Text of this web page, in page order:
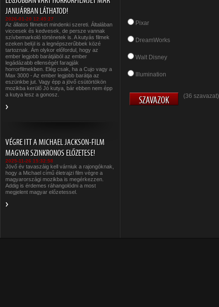
JANUÁRBAN LÁTHATOD!
2026-01-20 12:45:27
Az állatos filmeket mindenki szereti. Általában
viccesek és kedvesek, de persze vannak
szívbemarkoló történetek is. A kutyás filmek
ezeken belül is a legnépszerűbbek közé
tartoznak. Ám olykor előfordul, hogy az
ember legjobb barátjából az ember
legádázabb ellenségét faragják
horrorfilmekben. Elég csak, ha a Cujo vagy a
Max 3000 - Az ember legjobb barátja az
eszünkbe jut. Vagy épp a jövő csütörtökön
mozikba kerülő Jó kutya, bár ebben nem épp
a kutya lesz a gonosz.
VÉGRE ITT A MICHAEL JACKSON-FILM
MAGYAR SZINKRONOS ELŐZETESE!
2025-11-26 15:32:58
Jövő év tavaszáig kell várniuk a rajongóknak,
hogy a Michael című életrajzi film végre a
magyarországi mozikba is megérkezzen.
Addig is érdemes ráhangolódni a most
megjelent magyar előzetessel.
Pixar
DreamWorks
Walt Disney
Illumination
(36 szavazat)